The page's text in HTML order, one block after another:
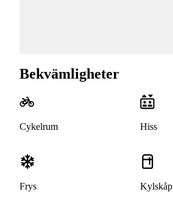
Bekvämligheter
Cykelrum Hiss
Frys Kylskåp